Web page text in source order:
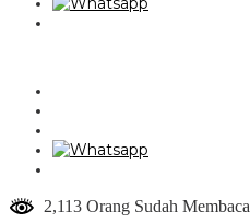
2,113 Orang Sudah Membaca